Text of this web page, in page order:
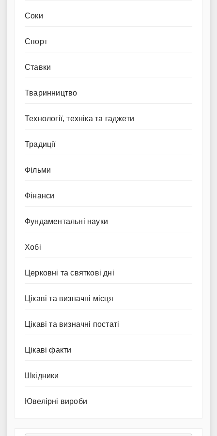
Соки
Спорт
Ставки
Тваринництво
Технології, техніка та гаджети
Традиції
Фільми
Фінанси
Фундаментальні науки
Хобі
Церковні та святкові дні
Цікаві та визначні місця
Цікаві та визначні постаті
Цікаві факти
Шкідники
Ювелірні вироби